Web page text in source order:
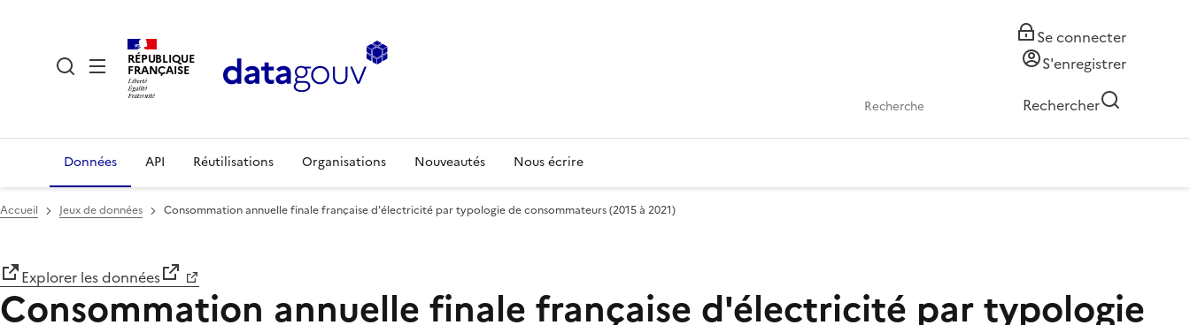
RÉPUBLIQUE
FRANÇAISE
Se connecter
S'enregistrer
Rechercher
Données API Réutilisations Organisations Nouveautés Nous écrire
Accueil Jeux de données Consommation annuelle finale française d'électricité par typologie de consommateurs (2015 à 2021)
Explorer les données
Consommation annuelle finale française d'électricité par typologie